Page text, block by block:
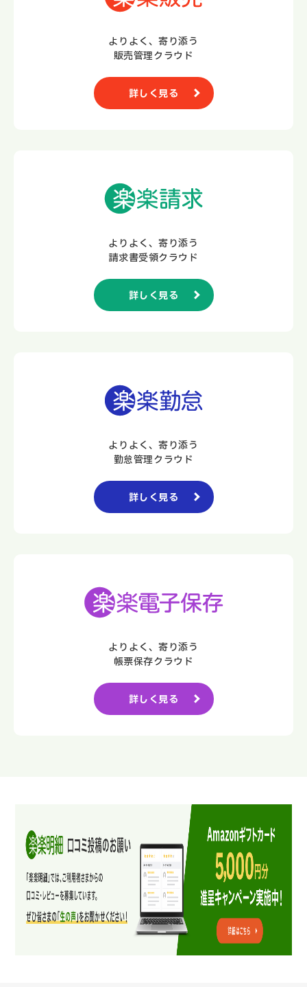
よりよく、寄り添う
販売管理クラウド
詳しく見る
よりよく、寄り添う
請求書受領クラウド
詳しく見る
よりよく、寄り添う
勤怠管理クラウド
詳しく見る
よりよく、寄り添う
帳票保存クラウド
詳しく見る